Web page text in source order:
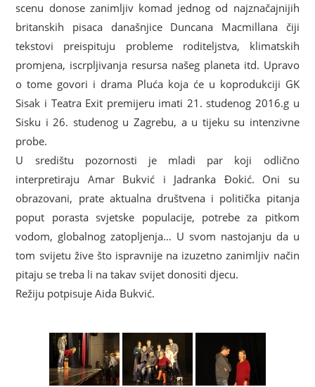
scenu donose zanimljiv komad jednog od najznačajnijih
britanskih pisaca današnjice Duncana Macmillana čiji
tekstovi preispituju probleme roditeljstva, klimatskih
promjena, iscrpljivanja resursa našeg planeta itd. Upravo
o tome govori i drama Pluća koja će u koprodukciji GK
Sisak i Teatra Exit premijeru imati 21. studenog 2016.g u
Sisku i 26. studenog u Zagrebu, a u tijeku su intenzivne
probe.
U središtu pozornosti je mladi par koji odlično
interpretiraju Amar Bukvić i Jadranka Đokić. Oni su
obrazovani, prate aktualna društvena i politička pitanja
poput porasta svjetske populacije, potrebe za pitkom
vodom, globalnog zatopljenja… U svom nastojanju da u
tom svijetu žive što ispravnije na izuzetno zanimljiv način
pitaju se treba li na takav svijet donositi djecu.
Režiju potpisuje Aida Bukvić.